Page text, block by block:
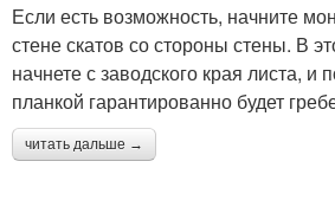
Если есть возможность, начните
стене скатов со стороны стены. В
начнете с заводского края листа, и
планкой гарантированно будет
читать дальше →